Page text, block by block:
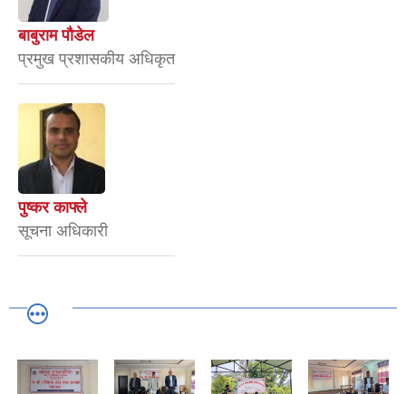
बाबुराम पौडेल
प्रमुख प्रशासकीय अधिकृत
पुष्कर काफ्ले
सूचना अधिकारी